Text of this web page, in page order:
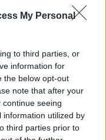
My Personal
to third parties, or
information for
the below opt-out
note that after your
seeing
information utilized by
third parties prior to